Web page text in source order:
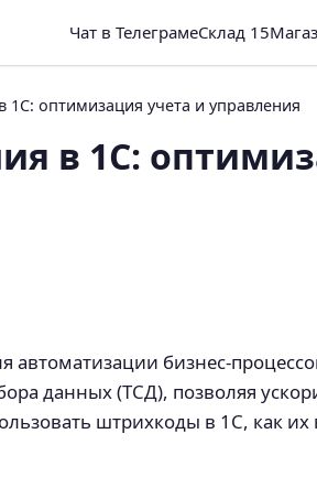
Чат в ТелеграмеСклад 15
оптимизация учета и управления
в 1С:
бизнес-
данных (ТСД), позволяя
штрихкоды в 1С, как